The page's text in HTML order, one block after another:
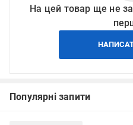
На цей товар ще не
Популярні запити